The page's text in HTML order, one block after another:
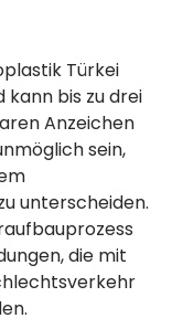
Türkei
bis zu drei
Anzeichen
sein,
unterscheiden.
die mit